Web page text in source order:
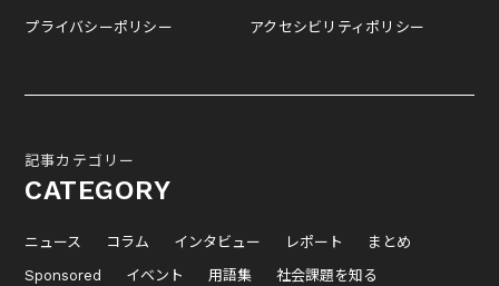
プライバシーポリシー アクセシビリティポリシー
記事カテゴリー
CATEGORY
ニュース コラム インタビュー レポート
まとめ
Sponsored
イベント 用語集 社会課題を知る